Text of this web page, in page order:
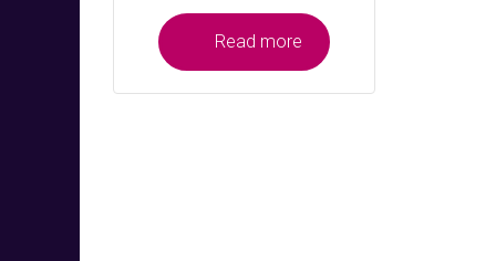
Read more